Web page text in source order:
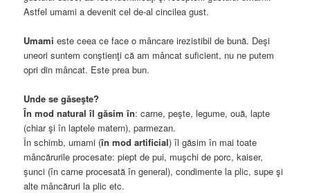
Astfel umami a devenit cel de-al cincilea gust.
Umami este ceea ce face o mâncare irezistibil de bună. Deşi
uneori suntem conştienţi că am mâncat suficient, nu ne putem
opri din mâncat. Este prea bun.
Unde se găseşte?
În mod natural îl găsim în: carne, peşte, legume, ouă, lapte
(chiar şi în laptele matern), parmezan.
În schimb, umami (în mod artificial) îl găsim în mai toate
mâncărurile procesate: piept de pui, muşchi de porc, kaiser,
şunci (în carne procesată în general), condimente la plic, supe şi
alte mâncăruri la plic etc.